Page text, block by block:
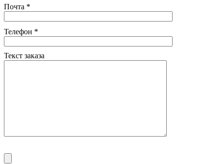
Почта *
Телефон *
Текст заказа